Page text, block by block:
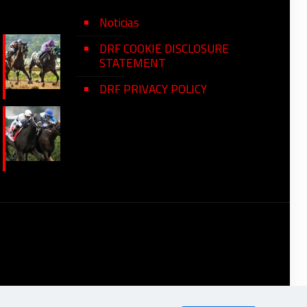
Noticias
DRF COOKIE DISCLOSURE
STATEMENT
DRF PRIVACY POLICY